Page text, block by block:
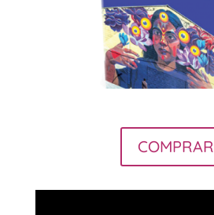
COMPRAR